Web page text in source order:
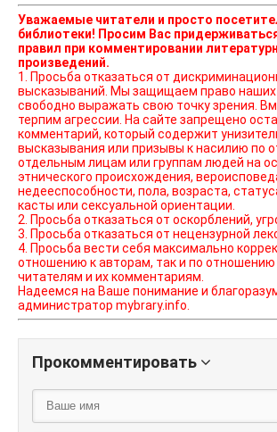
Уважаемые читатели и просто
библиотеки! Просим Вас
правил при комментировании
произведений.
1. Просьба отказаться от
высказываний. Мы защищаем право наших читателей
свободно выражать свою точку зрения.
терпим агрессии. На сайте запрещено
комментарий, который содержит
высказывания или призывы к насилию по
отдельным лицам или группам людей на
этнического происхождения,
недееспособности, пола, возраста,
касты или сексуальной ориентации.
2. Просьба отказаться от оскорблений,
3. Просьба отказаться от нецензурной
4. Просьба вести себя максимально
отношению к авторам, так и по отношению
читателям и их комментариям.
Надеемся на Ваше понимание и
администратор mybrary.info.
Прокомментировать